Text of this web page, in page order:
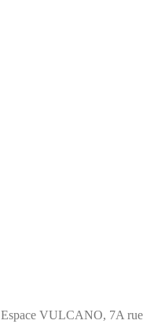
Espace VULCANO, 7A